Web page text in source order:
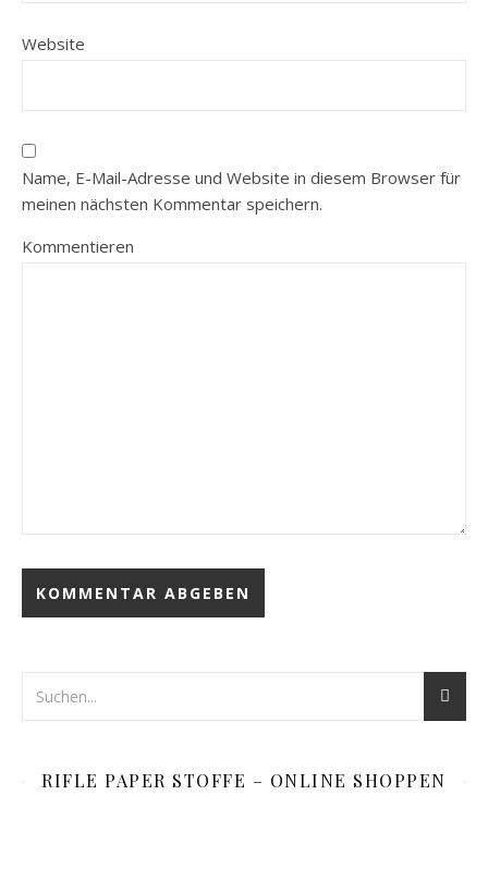
Website
Name, E-Mail-Adresse und Website in diesem Browser für
meinen nächsten Kommentar speichern.
Kommentieren
RIFLE PAPER STOFFE – ONLINE SHOPPEN